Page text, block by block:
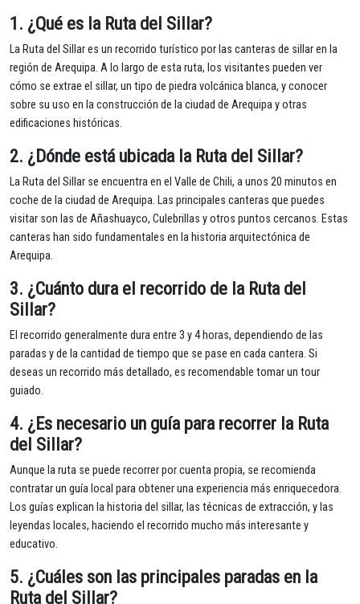
1. ¿Qué es la Ruta del Sillar?
La Ruta del Sillar es un recorrido turístico por las canteras de sillar en la
región de Arequipa. A lo largo de esta ruta, los visitantes pueden ver
cómo se extrae el sillar, un tipo de piedra volcánica blanca, y conocer
sobre su uso en la construcción de la ciudad de Arequipa y otras
edificaciones históricas.
2. ¿Dónde está ubicada la Ruta del Sillar?
La Ruta del Sillar se encuentra en el Valle de Chili, a unos 20 minutos en
coche de la ciudad de Arequipa. Las principales canteras que puedes
visitar son las de Añashuayco, Culebrillas y otros puntos cercanos. Estas
canteras han sido fundamentales en la historia arquitectónica de
Arequipa.
3. ¿Cuánto dura el recorrido de la Ruta del
Sillar?
El recorrido generalmente dura entre 3 y 4 horas, dependiendo de las
paradas y de la cantidad de tiempo que se pase en cada cantera. Si
deseas un recorrido más detallado, es recomendable tomar un tour
guiado.
4. ¿Es necesario un guía para recorrer la Ruta
del Sillar?
Aunque la ruta se puede recorrer por cuenta propia, se recomienda
contratar un guía local para obtener una experiencia más enriquecedora.
Los guías explican la historia del sillar, las técnicas de extracción, y las
leyendas locales, haciendo el recorrido mucho más interesante y
educativo.
5. ¿Cuáles son las principales paradas en la
Ruta del Sillar?